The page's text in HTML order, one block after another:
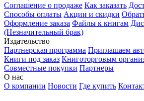
Соглашение о продаже Как заказать
Способы оплаты Акции и скидки
Оформление заказа Файлы к книгам
(Незначительный брак)
Издательство
Партнерская программа Приглашаем
Книги под заказ Книготорговым
Совместные покупки Партнеры
О нас
О компании Новости Где купить